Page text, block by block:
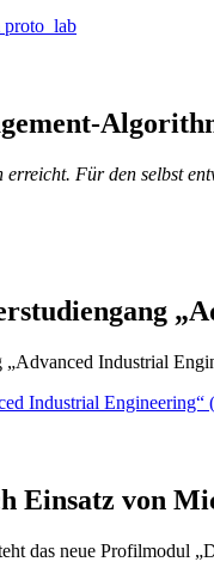
proto_lab
Für den selbst
Industrial
Industrial Engineering“
Einsatz von
das neue